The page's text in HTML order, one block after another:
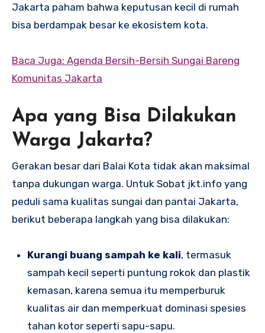
Jakarta paham bahwa keputusan kecil di rumah
bisa berdampak besar ke ekosistem kota.
Baca Juga: Agenda Bersih-Bersih Sungai Bareng
Komunitas Jakarta
Apa yang Bisa Dilakukan
Warga Jakarta?
Gerakan besar dari Balai Kota tidak akan maksimal
tanpa dukungan warga. Untuk Sobat jkt.info yang
peduli sama kualitas sungai dan pantai Jakarta,
berikut beberapa langkah yang bisa dilakukan:
Kurangi buang sampah ke kali, termasuk
sampah kecil seperti puntung rokok dan plastik
kemasan, karena semua itu memperburuk
kualitas air dan memperkuat dominasi spesies
tahan kotor seperti sapu-sapu.